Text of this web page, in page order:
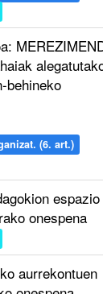
behineko
(6. art.)
onespena
aurrekontuen